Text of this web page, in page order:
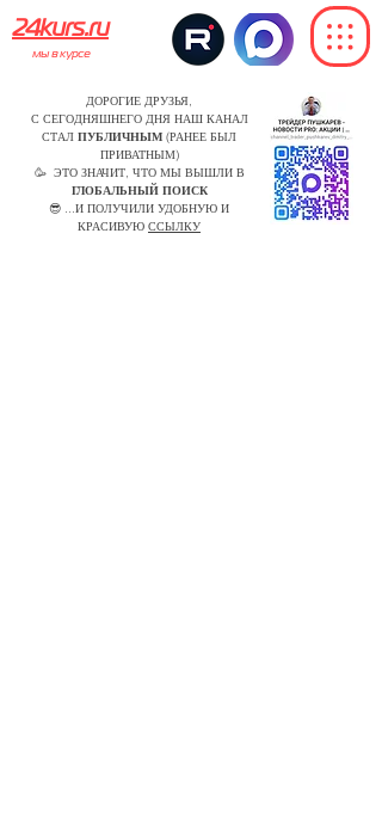
24kurs.ru
мы в курсе
ДОРОГИЕ ДРУЗЬЯ,
С СЕГОДНЯШНЕГО ДНЯ НАШ КАНАЛ
СТАЛ ПУБЛИЧНЫМ (РАНЕЕ БЫЛ
ПРИВАТНЫМ)
🥳 ЭТО ЗНАЧИТ, ЧТО МЫ ВЫШЛИ В
ГЛОБАЛЬНЫЙ ПОИСК
😎 ...И ПОЛУЧИЛИ УДОБНУЮ И
КРАСИВУЮ ССЫЛКУ